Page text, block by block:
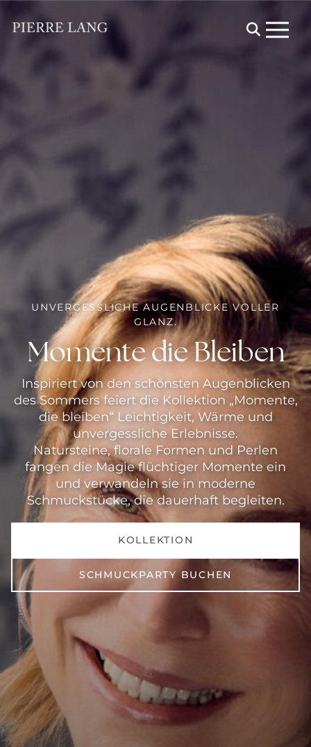
Menu
UNVERGESSLICHE AUGENBLICKE VOLLER
GLANZ.
Momente die Bleiben
Inspiriert von den schönsten Augenblicken
des Sommers feiert die Kollektion „Momente,
die bleiben“ Leichtigkeit, Wärme und
unvergessliche Erlebnisse.
Natursteine, florale Formen und Perlen
fangen die Magie flüchtiger Momente ein
und verwandeln sie in moderne
Schmuckstücke, die dauerhaft begleiten.
KOLLEKTION
SCHMUCKPARTY BUCHEN